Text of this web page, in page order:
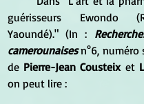
guérisseurs Ewondo
Yaoundé)." (In :
camerounaises n°6, numéro
de Pierre-Jean Cousteix et
on peut lire :